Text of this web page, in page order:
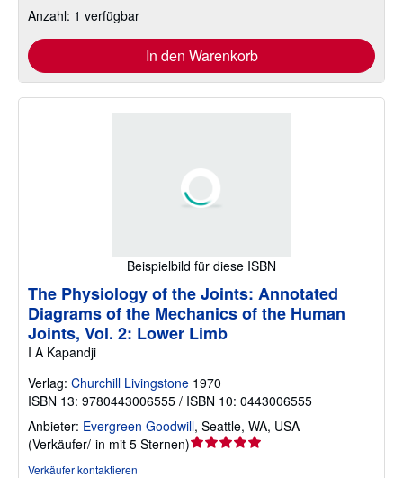
Anzahl: 1 verfügbar
In den Warenkorb
Beispielbild für diese ISBN
The Physiology of the Joints: Annotated
Diagrams of the Mechanics of the Human
Joints, Vol. 2: Lower Limb
I A Kapandji
Verlag: Churchill Livingstone 1970
ISBN 13: 9780443006555 / ISBN 10: 0443006555
Anbieter: Evergreen Goodwill, Seattle, WA, USA
(Verkäufer/-in mit 5 Sternen)Verkäuferbewertung
Verkäufer kontaktieren